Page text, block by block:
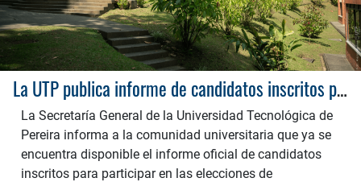
La UTP publica informe de candidatos inscritos para elecciones de representantes ante comités institucionales
La Secretaría General de la Universidad Tecnológica de
Pereira informa a la comunidad universitaria que ya se
encuentra disponible el informe oficial de candidatos
inscritos para participar en las elecciones de